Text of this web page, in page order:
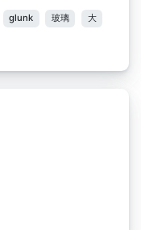
glunk 玻璃 大